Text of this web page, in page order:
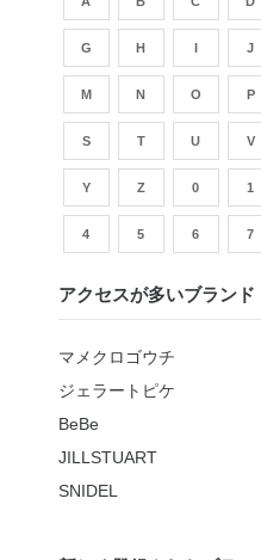
G H I J
M N O P
S T U V
Y Z 0 1
4 5 6 7
アクセスが多いブランド
マメクロゴウチ
ジェラートピケ
BeBe
JILLSTUART
SNIDEL